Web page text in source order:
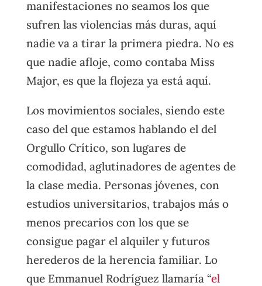
manifestaciones no seamos los que
sufren las violencias más duras, aquí
nadie va a tirar la primera piedra. No es
que nadie afloje, como contaba Miss
Major, es que la flojeza ya está aquí.
Los movimientos sociales, siendo este
caso del que estamos hablando el del
Orgullo Crítico, son lugares de
comodidad, aglutinadores de agentes de
la clase media. Personas jóvenes, con
estudios universitarios, trabajos más o
menos precarios con los que se
consigue pagar el alquiler y futuros
herederos de la herencia familiar. Lo
que Emmanuel Rodríguez llamaría “el